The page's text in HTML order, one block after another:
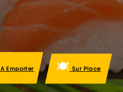
A Emporter Sur Place